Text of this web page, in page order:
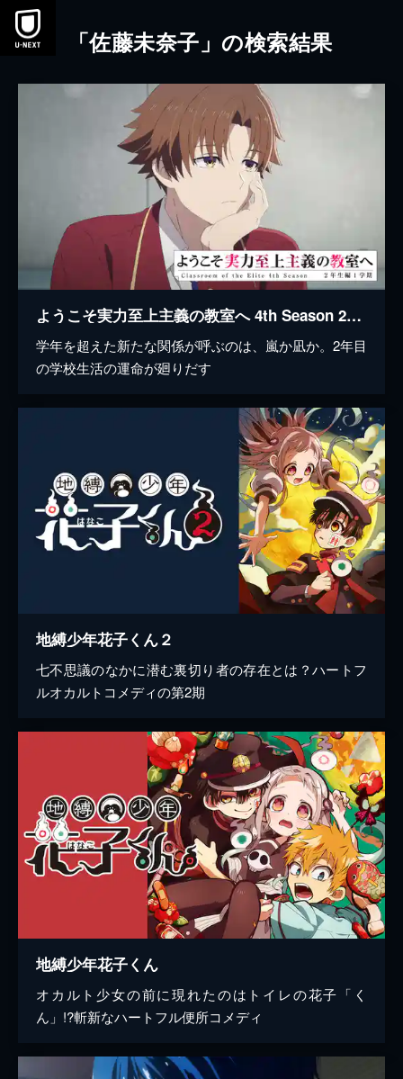
本文へスキップ
「佐藤未奈子」の検索結果
ようこそ実力至上主義の教室へ 4th Season 2年生編1学期
学年を超えた新たな関係が呼ぶのは、嵐か凪か。2年目
の学校生活の運命が廻りだす
地縛少年花子くん２
七不思議のなかに潜む裏切り者の存在とは？ハートフ
ルオカルトコメディの第2期
地縛少年花子くん
オカルト少女の前に現れたのはトイレの花子「く
ん」!?斬新なハートフル便所コメディ